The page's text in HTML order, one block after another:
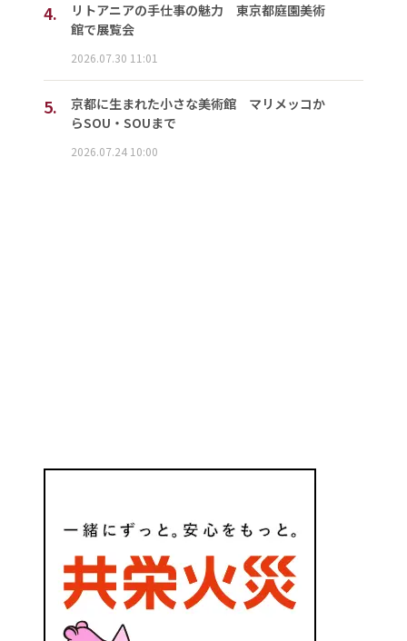
4.
リトアニアの手仕事の魅力 東京都庭園美術
館で展覧会
2026.07.30 11:01
5.
京都に生まれた小さな美術館 マリメッコか
らSOU・SOUまで
2026.07.24 10:00